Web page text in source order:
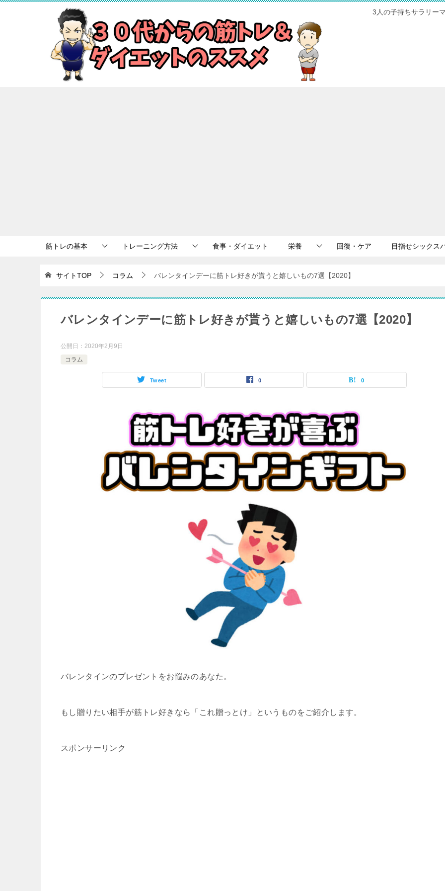
3人の子持ちサラリー
筋トレの基本 トレーニング方法 食事・ダイエット 栄養 回復・ケア 目指せシックス
サイトTOP コラム バレンタインデーに筋トレ好きが貰うと嬉しいもの7選【2020】
バレンタインデーに筋トレ好きが貰うと嬉しいもの7選【2020】
公開日： 2020年2月9日
コラム
Tweet 0 0
バレンタインのプレゼントをお悩みのあなた。
もし贈りたい相手が筋トレ好きなら「これ贈っとけ」というものをご紹介します。
スポンサーリンク